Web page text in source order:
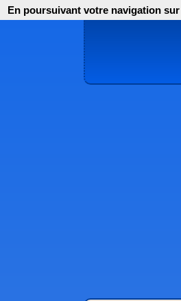
En poursuivant votre navigation